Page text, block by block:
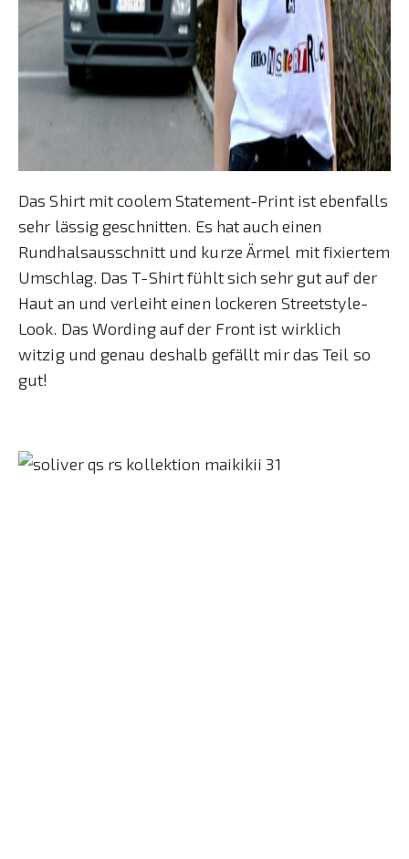
Das Shirt mit coolem Statement-Print ist ebenfalls
sehr lässig geschnitten. Es hat auch einen
Rundhalsausschnitt und kurze Ärmel mit fixiertem
Umschlag. Das T-Shirt fühlt sich sehr gut auf der
Haut an und verleiht einen lockeren Streetstyle-
Look. Das Wording auf der Front ist wirklich
witzig und genau deshalb gefällt mir das Teil so
gut!